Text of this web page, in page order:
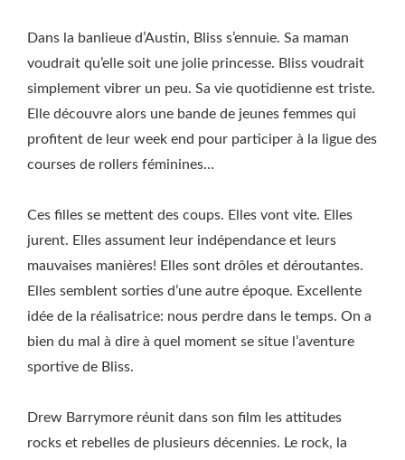
Dans la banlieue d’Austin, Bliss s’ennuie. Sa maman
voudrait qu’elle soit une jolie princesse. Bliss voudrait
simplement vibrer un peu. Sa vie quotidienne est triste.
Elle découvre alors une bande de jeunes femmes qui
profitent de leur week end pour participer à la ligue des
courses de rollers féminines…
Ces filles se mettent des coups. Elles vont vite. Elles
jurent. Elles assument leur indépendance et leurs
mauvaises manières! Elles sont drôles et déroutantes.
Elles semblent sorties d’une autre époque. Excellente
idée de la réalisatrice: nous perdre dans le temps. On a
bien du mal à dire à quel moment se situe l’aventure
sportive de Bliss.
Drew Barrymore réunit dans son film les attitudes
rocks et rebelles de plusieurs décennies. Le rock, la